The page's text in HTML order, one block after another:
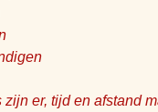
zijn er, tijd en afstand